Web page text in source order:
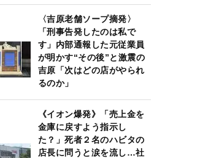
〈吉原老舗ソープ摘発〉
「刑事告発したのは私で
す」内部通報した元従業員
が明かす“その後”と激震の
吉原「次はどの店がやられ
るのか」
《イオン爆発》「売上金を
金庫に戻すよう指示し
た？」死者２名のハビタの
店長に問うと涙を流し…社